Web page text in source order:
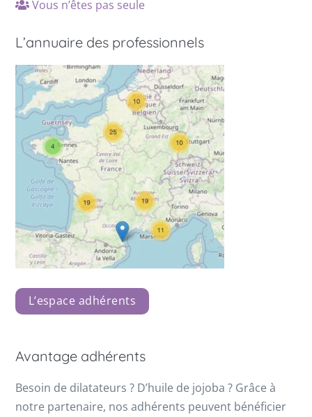
Vous n’êtes pas seule
L’annuaire des professionnels
L’espace adhérents
Avantage adhérents
Besoin de dilatateurs ? D’huile de jojoba ? Grâce à
notre partenaire, nos adhérents peuvent bénéficier